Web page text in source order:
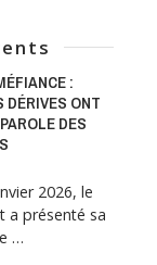
:
DÉRIVES ONT
DES
2026, le
a présenté sa
…